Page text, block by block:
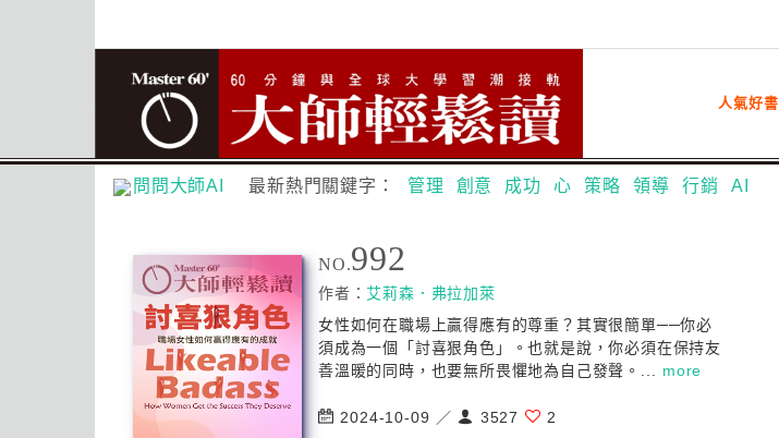
人氣好書
問問大師AI 最新熱門關鍵字： 管理 創意 成功 心 策略 領導 行銷 AI
NO.992
作者：艾莉森．弗拉加萊
女性如何在職場上贏得應有的尊重？其實很簡單──你必
須成為一個「討喜狠角色」。也就是說，你必須在保持友
善溫暖的同時，也要無所畏懼地為自己發聲。... more
2024-10-09 ／ 3527 2